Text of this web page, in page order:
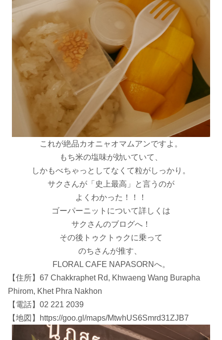
これが絶品カオニャオマムアンですよ。
もち米の塩味が効いていて、
しかもべちゃっとしてなくて粒がしっかり。
サクさんが「史上最高」と言うのが
よくわかった！！！
ゴーパーニットについて詳しくは
サクさんのブログへ！
その後トゥクトゥクに乗って
のちさんが推す、
FLORAL CAFE NAPASORNへ。
【住所】67 Chakkraphet Rd, Khwaeng Wang Burapha
Phirom, Khet Phra Nakhon
【電話】02 221 2039
【地図】https://goo.gl/maps/MtwhUS6Smrd31ZJB7